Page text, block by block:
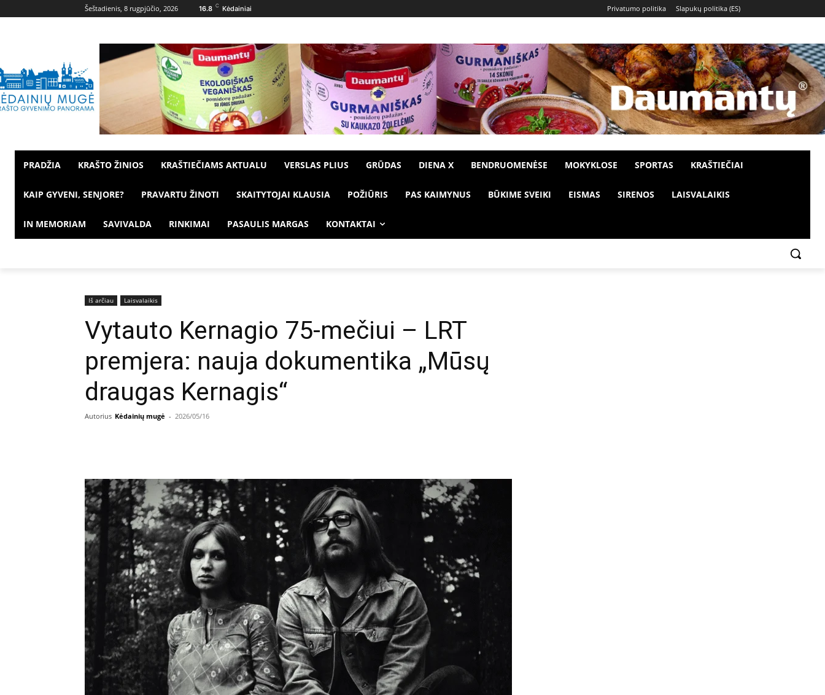
Šeštadienis, 8 rugpjūčio, 2026 16.8 C Kėdainiai Privatumo politika Slapukų politika (ES)
PRADŽIA KRAŠTO ŽINIOS KRAŠTIEČIAMS AKTUALU VERSLAS PLIUS GRŪDAS DIENA X BENDRUOMENĖSE MOKYKLOSE SPORTAS KRAŠTIEČIAI
KAIP GYVENI, SENJORE? PRAVARTU ŽINOTI SKAITYTOJAI KLAUSIA POŽIŪRIS PAS KAIMYNUS BŪKIME SVEIKI EISMAS SIRENOS LAISVALAIKIS
IN MEMORIAM SAVIVALDA RINKIMAI PASAULIS MARGAS KONTAKTAI
Iš arčiau Laisvalaikis
Vytauto Kernagio 75-mečiui – LRT
premjera: nauja dokumentika „Mūsų
draugas Kernagis“
Autorius Kėdainių mugė - 2026/05/16